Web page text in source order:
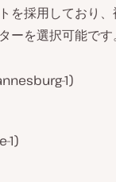
を採用しており
を選択可能です。
1)
1)